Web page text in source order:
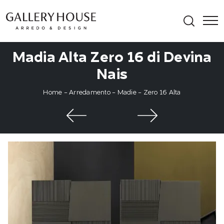
Madia Alta Zero 16 di Devina
Nais
Home -Arredamento- Madie - Zero 16 Alta